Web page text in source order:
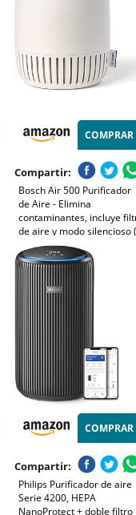
COMPRAR
Compartir:
Bosch Air 500 Purificador
de Aire - Elimina
contaminantes, incluye
de aire y modo silencioso
25 dB(A)) - para
habitaciones de hasta 23
- con puerto de carga USB-
C - CADR: 100 m³/h
COMPRAR
Compartir:
Philips Purificador de aire
Serie 4200, HEPA
NanoProtect + doble filtro